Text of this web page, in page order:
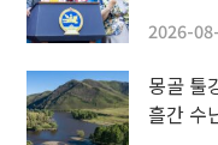
2026-
몽골 툴
흘간 수